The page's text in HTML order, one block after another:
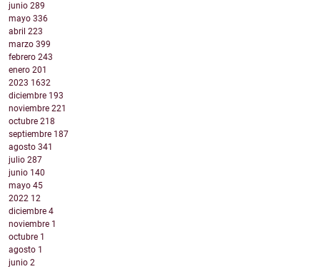
junio 289
mayo 336
abril 223
marzo 399
febrero 243
enero 201
2023 1632
diciembre 193
noviembre 221
octubre 218
septiembre 187
agosto 341
julio 287
junio 140
mayo 45
2022 12
diciembre 4
noviembre 1
octubre 1
agosto 1
junio 2